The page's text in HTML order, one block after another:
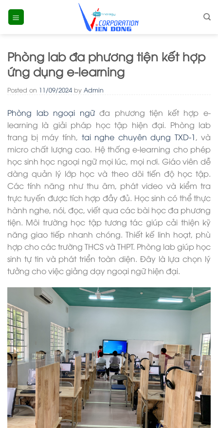
Phòng lab đa phương tiện kết hợp
ứng dụng e-learning
Posted on 11/09/2024 by Admin
Phòng lab ngoại ngữđa phương tiện kết hợp e-
learning là giải pháp học tập hiện đại. Phòng lab
trang bị máy tính, tai nghe chuyên dụng TXD-1, và
micro chất lượng cao. Hệ thống e-learning cho phép
học sinh học ngoại ngữ mọi lúc, mọi nơi. Giáo viên dễ
dàng quản lý lớp học và theo dõi tiến độ học tập.
Các tính năng như thu âm, phát video và kiểm tra
trực tuyến được tích hợp đầy đủ. Học sinh có thể thực
hành nghe, nói, đọc, viết qua các bài học đa phương
tiện. Môi trường học tập tương tác giúp cải thiện kỹ
năng giao tiếp nhanh chóng. Thiết kế linh hoạt, phù
hợp cho các trường THCS và THPT. Phòng lab giúp học
sinh tự tin và phát triển toàn diện. Đây là lựa chọn lý
tưởng cho việc giảng dạy ngoại ngữ hiện đại.